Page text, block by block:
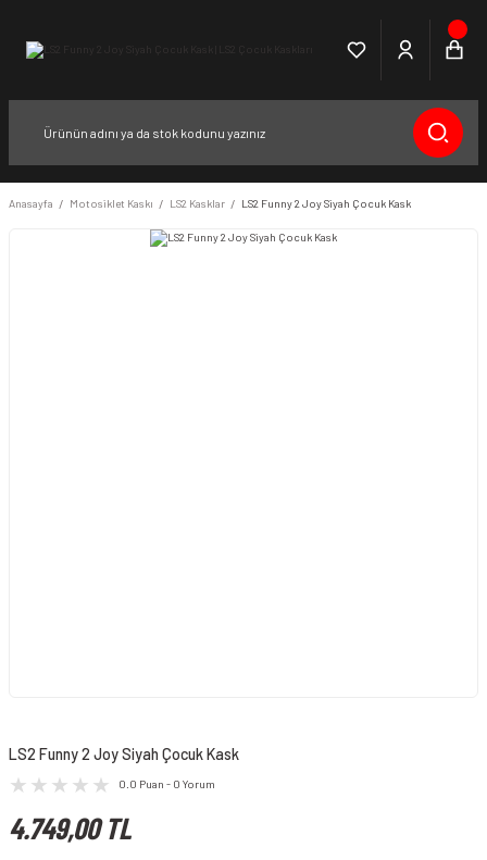
Anasayfa Motosiklet Kaskı LS2 Kasklar LS2 Funny 2 Joy Siyah Çocuk Kask
LS2 Funny 2 Joy Siyah Çocuk Kask
0.0 Puan - 0 Yorum
4.749,00 TL